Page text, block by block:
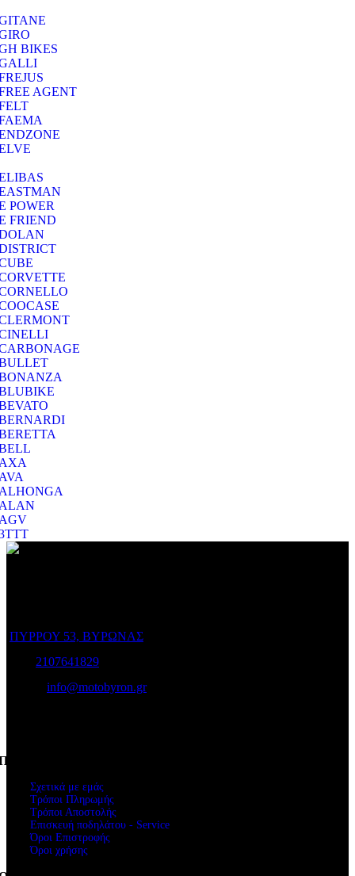
BIKES
AGENT
POWER
FRIEND
ΠΥΡΡΟΥ 53, ΒΥΡΩΝΑΣ
2107641829
info@motobyron.gr
Σχετικά με εμάς
Τρόποι Πληρωμής
Τρόποι Αποστολής
Επισκευή ποδηλάτου - Service
Όροι Επιστροφής
Όροι χρήσης